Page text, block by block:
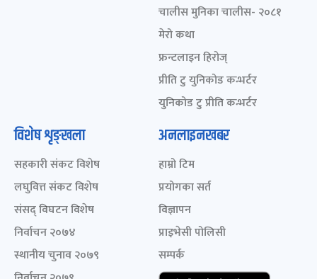
चालीस मुनिका चालीस- २०८१
मेरो कथा
फ्रन्टलाइन हिरोज्
प्रीति टु युनिकोड कन्भर्टर
युनिकोड टु प्रीति कन्भर्टर
विशेष शृङ्खला
सहकारी संकट विशेष
लघुवित्त संकट विशेष
संसद् विघटन विशेष
निर्वाचन २०७४
स्थानीय चुनाव २०७९
अनलाइनखबर
हाम्रो टिम
प्रयोगका सर्त
विज्ञापन
प्राइभेसी पोलिसी
सम्पर्क